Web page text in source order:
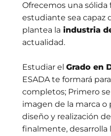
Ofrecemos una sólida
estudiante sea capaz
plantea la industria
actualidad.
Estudiar el Grado en
ESADA te formará
completos; Primero
imagen de la marca o
diseño y realización
finalmente, desarrolla